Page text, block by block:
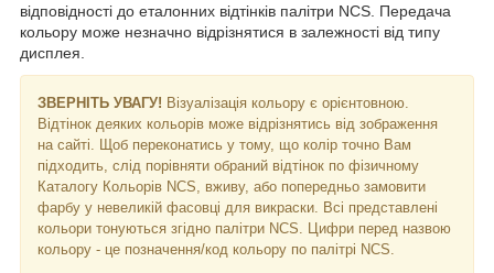
відповідності до еталонних відтінків палітри NCS. Передача
кольору може незначно відрізнятися в залежності від типу
дисплея.
ЗВЕРНІТЬ УВАГУ! Візуалізація кольору є орієнтовною.
Відтінок деяких кольорів може відрізнятись від зображення
на сайті. Щоб переконатись у тому, що колір точно Вам
підходить, слід порівняти обраний відтінок по фізичному
Каталогу Кольорів NCS, вживу, або попередньо замовити
фарбу у невеликій фасовці для викраски. Всі представлені
кольори тонуються згідно палітри NCS. Цифри перед назвою
кольору - це позначення/код кольору по палітрі NCS.